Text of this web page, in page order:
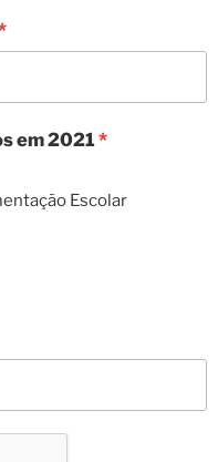
em 2021
Escolar